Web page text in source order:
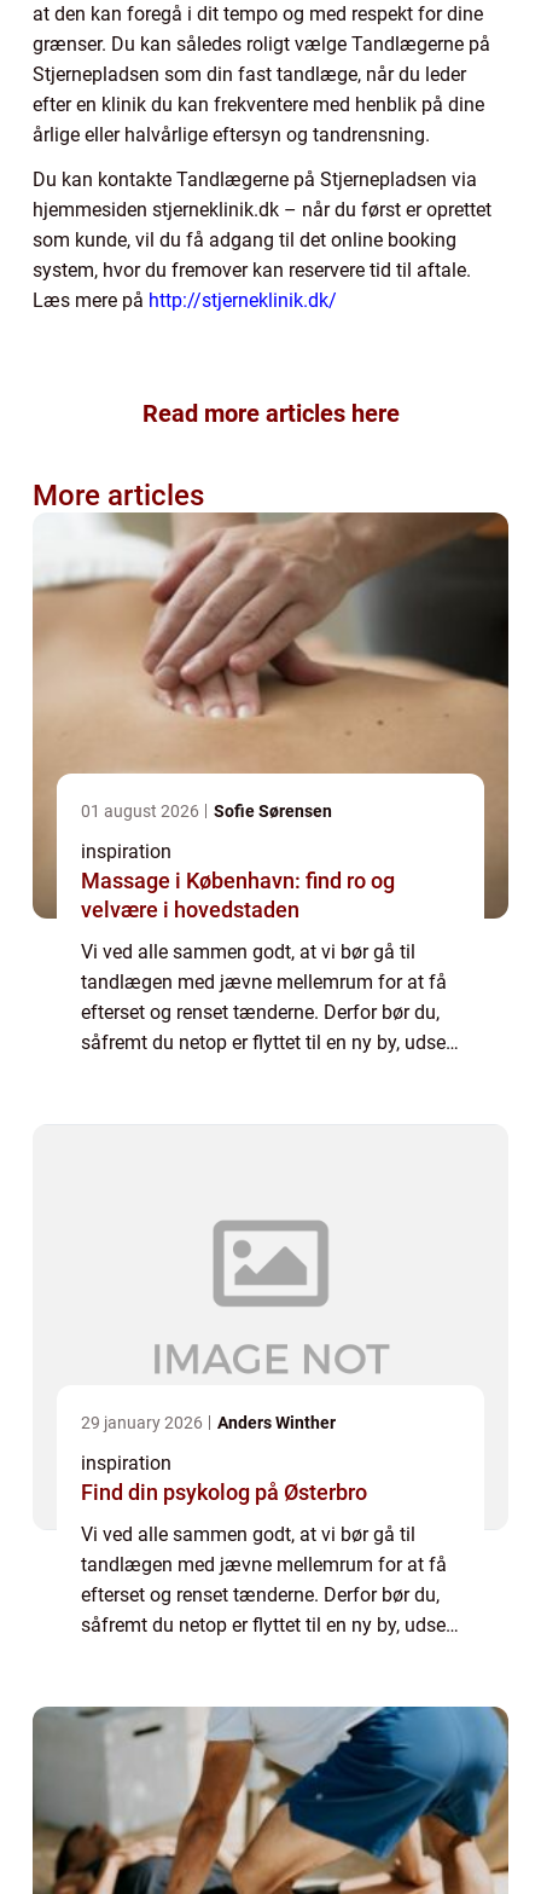
at den kan foregå i dit tempo og med respekt for dine
grænser. Du kan således roligt vælge Tandlægerne på
Stjernepladsen som din fast tandlæge, når du leder
efter en klinik du kan frekventere med henblik på dine
årlige eller halvårlige eftersyn og tandrensning.
Du kan kontakte Tandlægerne på Stjernepladsen via
hjemmesiden stjerneklinik.dk – når du først er oprettet
som kunde, vil du få adgang til det online booking
system, hvor du fremover kan reservere tid til aftale.
Læs mere på http://stjerneklinik.dk/
Read more articles here
More articles
01 august 2026 Sofie Sørensen
inspiration
Massage i København: find ro og
velvære i hovedstaden
Vi ved alle sammen godt, at vi bør gå til
tandlægen med jævne mellemrum for at få
efterset og renset tænderne. Derfor bør du,
såfremt du netop er flyttet til en ny by, udse
29 january 2026 Anders Winther
inspiration
Find din psykolog på Østerbro
Vi ved alle sammen godt, at vi bør gå til
tandlægen med jævne mellemrum for at få
efterset og renset tænderne. Derfor bør du,
såfremt du netop er flyttet til en ny by, udse